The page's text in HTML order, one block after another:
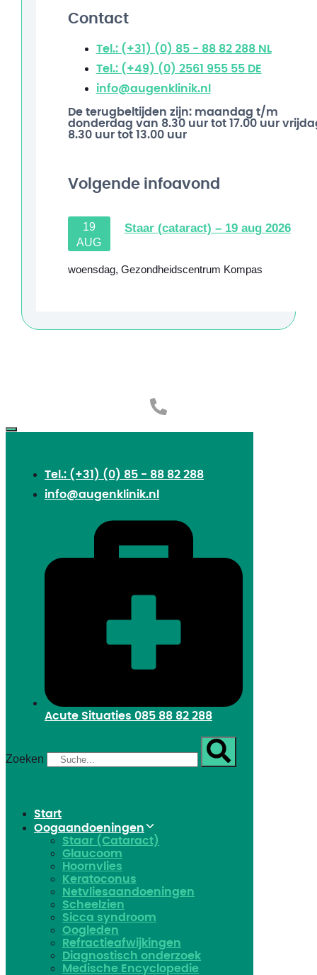
Contact
Tel.: (+31) (0) 85 - 88 82 288 NL
Tel.: (+49) (0) 2561 955 55 DE
info@augenklinik.nl
De terugbeltijden zijn: maandag t/m
donderdag van 8.30 uur tot 17.00 uur
8.30 uur tot 13.00 uur
Volgende infoavond
19
AUG
Staar (cataract) – 19 aug 2026
woensdag, Gezondheidscentrum Kompas
Tel.: (+31) (0) 85 - 88 82 288
info@augenklinik.nl
Acute Situaties 085 88 82 288
Zoeken
Start
Oogaandoeningen
Staar (Cataract)
Glaucoom
Hoornvlies
Keratoconus
Netvliesaandoeningen
Scheelzien
Sicca syndroom
Oogleden
Refractieafwijkingen
Diagnostisch onderzoek
Medische Encyclopedie